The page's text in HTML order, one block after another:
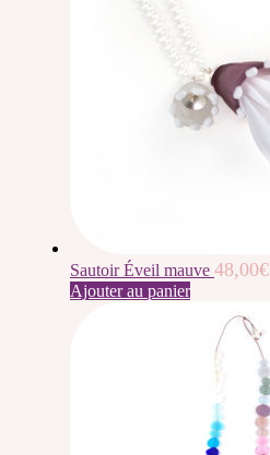
Sautoir Éveil mauve 48,00€
Ajouter au panier